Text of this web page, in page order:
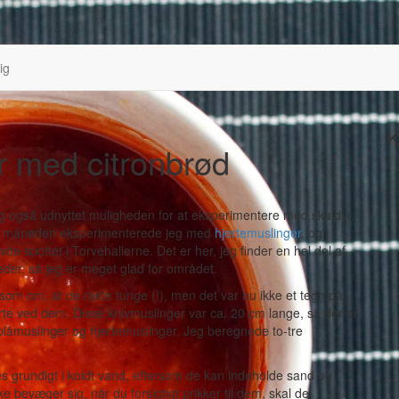
med citronbrød
også udnyttet muligheden for at eksperimentere med skaldyr,
eksperimenterede jeg medhjertemuslinger, og i
spottet i Torvehallerne. Det er her, jeg finder en hel del af
så jeg er meget glad for området.
om, at de rakte tunge (!), men det var nu ikke et tegn på,
ved dem. Disse knivmuslinger var ca. 20 cm lange, så der er
og hjertemuslinger. Jeg beregnede to-tre
grundigt i koldt vand, eftersom de kan indeholde sand og
bevæger sig, når du forsigtigt prikker til dem, skal de